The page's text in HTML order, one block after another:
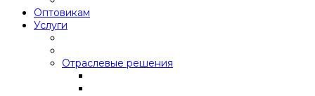
Оптовикам
Услуги
Отраслевые решения